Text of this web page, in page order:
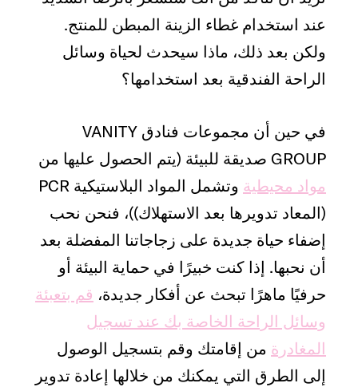
عند استخدام غطاء الزينة المبطن للمنتج.
ولكن بعد ذلك، ماذا سيحدث لحياة وسائل
الراحة الفندقية بعد استخدامها؟
في حين أن مجموعات فنادق VANITY
GROUP صديقة للبيئة (يتم الحصول عليها من
مواد محيطية
وتشمل المواد البلاستيكية PCR
(المعاد تدويرها بعد الاستهلاك))، فنحن نحب
إضفاء حياة جديدة على زجاجاتنا المفضلة بعد
أن نحبها. إذا كنت خبيرًا في حماية البيئة أو
حرفيًا ماهرًا تبحث عن أفكار جديدة، قم بتعبئة
وسائل الراحة الخاصة بك عند تسجيل
المغادرة من إقامتك وقم بتسجيل الوصول
إلى الطرق التي يمكنك من خلالها إعادة تدوير